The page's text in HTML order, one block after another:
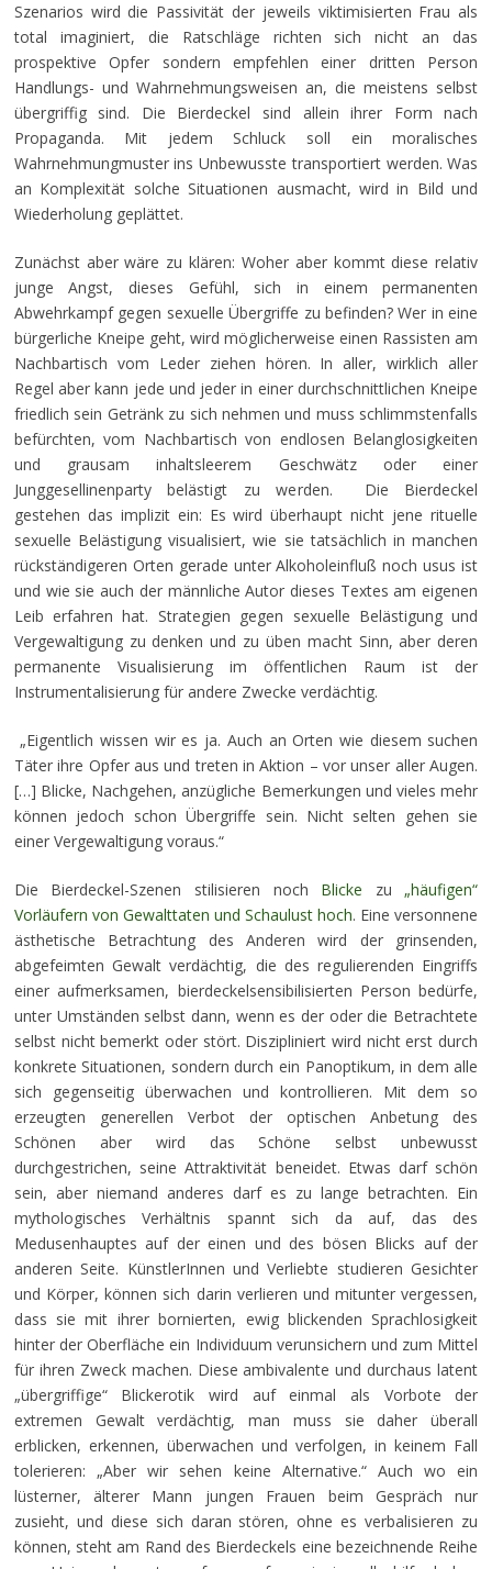
Szenarios wird die Passivität der jeweils viktimisierten Frau als
total imaginiert, die Ratschläge richten sich nicht an das
prospektive Opfer sondern empfehlen einer dritten Person
Handlungs- und Wahrnehmungsweisen an, die meistens selbst
übergriffig sind. Die Bierdeckel sind allein ihrer Form nach
Propaganda. Mit jedem Schluck soll ein moralisches
Wahrnehmungmuster ins Unbewusste transportiert werden. Was
an Komplexität solche Situationen ausmacht, wird in Bild und
Wiederholung geplättet.
Zunächst aber wäre zu klären: Woher aber kommt diese relativ
junge Angst, dieses Gefühl, sich in einem permanenten
Abwehrkampf gegen sexuelle Übergriffe zu befinden? Wer in eine
bürgerliche Kneipe geht, wird möglicherweise einen Rassisten am
Nachbartisch vom Leder ziehen hören. In aller, wirklich aller
Regel aber kann jede und jeder in einer durchschnittlichen Kneipe
friedlich sein Getränk zu sich nehmen und muss schlimmstenfalls
befürchten, vom Nachbartisch von endlosen Belanglosigkeiten
und grausam inhaltsleerem Geschwätz oder einer
Junggesellinenparty belästigt zu werden. Die Bierdeckel
gestehen das implizit ein: Es wird überhaupt nicht jene rituelle
sexuelle Belästigung visualisiert, wie sie tatsächlich in manchen
rückständigeren Orten gerade unter Alkoholeinfluß noch usus ist
und wie sie auch der männliche Autor dieses Textes am eigenen
Leib erfahren hat. Strategien gegen sexuelle Belästigung und
Vergewaltigung zu denken und zu üben macht Sinn, aber deren
permanente Visualisierung im öffentlichen Raum ist der
Instrumentalisierung für andere Zwecke verdächtig.
„Eigentlich wissen wir es ja. Auch an Orten wie diesem suchen
Täter ihre Opfer aus und treten in Aktion – vor unser aller Augen.
[…] Blicke, Nachgehen, anzügliche Bemerkungen und vieles mehr
können jedoch schon Übergriffe sein. Nicht selten gehen sie
einer Vergewaltigung voraus.“
Die Bierdeckel-Szenen stilisieren noch Blicke zu „häufigen“
Vorläufern von Gewalttaten und Schaulust hoch. Eine versonnene
ästhetische Betrachtung des Anderen wird der grinsenden,
abgefeimten Gewalt verdächtig, die des regulierenden Eingriffs
einer aufmerksamen, bierdeckelsensibilisierten Person bedürfe,
unter Umständen selbst dann, wenn es der oder die Betrachtete
selbst nicht bemerkt oder stört. Diszipliniert wird nicht erst durch
konkrete Situationen, sondern durch ein Panoptikum, in dem alle
sich gegenseitig überwachen und kontrollieren. Mit dem so
erzeugten generellen Verbot der optischen Anbetung des
Schönen aber wird das Schöne selbst unbewusst
durchgestrichen, seine Attraktivität beneidet. Etwas darf schön
sein, aber niemand anderes darf es zu lange betrachten. Ein
mythologisches Verhältnis spannt sich da auf, das des
Medusenhauptes auf der einen und des bösen Blicks auf der
anderen Seite. KünstlerInnen und Verliebte studieren Gesichter
und Körper, können sich darin verlieren und mitunter vergessen,
dass sie mit ihrer bornierten, ewig blickenden Sprachlosigkeit
hinter der Oberfläche ein Individuum verunsichern und zum Mittel
für ihren Zweck machen. Diese ambivalente und durchaus latent
„übergriffige“ Blickerotik wird auf einmal als Vorbote der
extremen Gewalt verdächtig, man muss sie daher überall
erblicken, erkennen, überwachen und verfolgen, in keinem Fall
tolerieren: „Aber wir sehen keine Alternative.“ Auch wo ein
lüsterner, älterer Mann jungen Frauen beim Gespräch nur
zusieht, und diese sich daran stören, ohne es verbalisieren zu
können, steht am Rand des Bierdeckels eine bezeichnende Reihe